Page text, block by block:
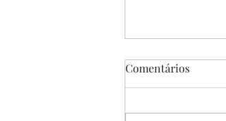
Comentários